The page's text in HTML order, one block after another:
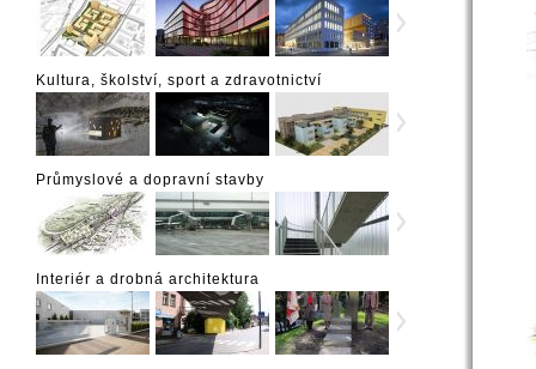
Kultura, školství, sport a zdravotnictví
Průmyslové a dopravní stavby
Interiér a drobná architektura